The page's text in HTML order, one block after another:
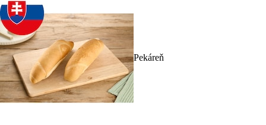
Pekáreň